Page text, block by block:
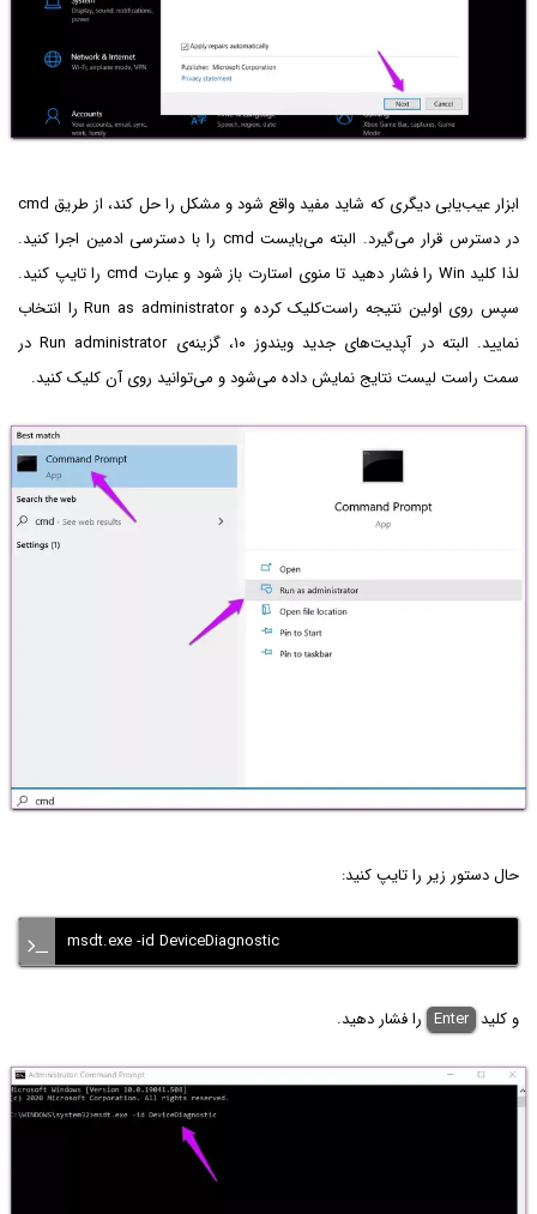
ابزار عیب‌یابی دیگری که شاید مفید واقع شود و مشکل را حل کند، از طریق cmd
در دسترس قرار می‌گیرد. البته می‌بایست cmd را با دسترسی ادمین اجرا کنید.
لذا کلید Win را فشار دهید تا منوی استارت باز شود و عبارت cmd را تایپ کنید.
سپس روی اولین نتیجه راست‌کلیک کرده و Run as administrator را انتخاب
نمایید. البته در آپدیت‌های جدید ویندوز ۱۰، گزینه‌ی Run administrator در
سمت راست لیست نتایج نمایش داده می‌شود و می‌توانید روی آن کلیک کنید.
حال دستور زیر را تایپ کنید:
msdt.exe -id DeviceDiagnostic
و کلید Enter را فشار دهید.